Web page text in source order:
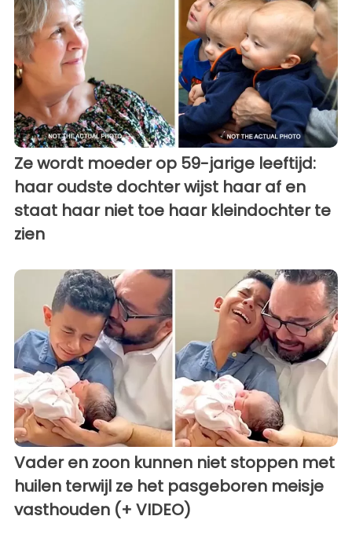
Ze wordt moeder op 59-jarige leeftijd:
haar oudste dochter wijst haar af en
staat haar niet toe haar kleindochter te
zien
Vader en zoon kunnen niet stoppen met
huilen terwijl ze het pasgeboren meisje
vasthouden (+ VIDEO)